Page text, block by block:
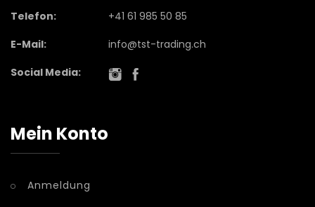
Telefon:
+41 61 985 50 85
E-Mail:
info@tst-trading.ch
Social Media:
Mein Konto
Anmeldung